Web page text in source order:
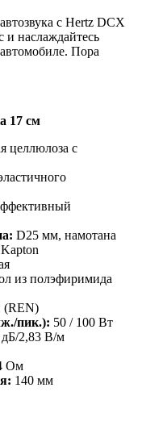
с Hertz DCX
и наслаждайтесь
Пора
17 см
целлюлоза с
D25 мм, намотана
из полэфиримида
(REN)
пик.): 50 / 100 Вт
дБ/2,83 В/м
Ом
140 мм